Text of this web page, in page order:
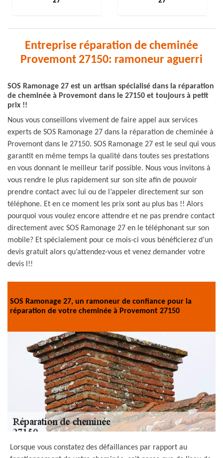
Entreprise réparation de cheminée
Provemont 27150: ramoneur aguerri
SOS Ramonage 27 est un artisan spécialisé dans la réparation
de cheminée à Provemont dans le 27150 et toujours à petit
prix !!
Nous vous conseillons vivement de faire appel aux services
experts de SOS Ramonage 27 dans la réparation de cheminée à
Provemont dans le 27150. SOS Ramonage 27 est le seul qui vous
garantit en même temps la qualité dans toutes ses prestations
en vous donnant le meilleur tarif possible. Nous vous invitons à
vous rendre le plus rapidement sur son site afin de pouvoir
prendre contact avec lui ou de l’appeler directement sur son
téléphone. Et en ce moment les prix sont au plus bas !! Alors
pourquoi vous voulez encore attendre et ne pas prendre contact
directement avec SOS Ramonage 27 en le téléphonant sur son
mobile? Et spécialement pour ce mois-ci vous bénéficierez d’un
devis gratuit alors qu’attendez-vous et venez demander votre
devis l!!
SOS Ramonage 27, un ramoneur de confiance pour la
réparation de votre cheminée à Provemont 27150
Lorsque vous constatez des défaillances par rapport au